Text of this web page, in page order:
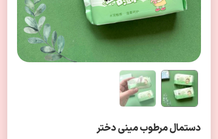
دستمال مرطوب مینی دختر